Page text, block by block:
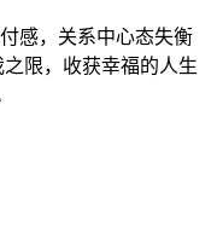
感，关系中心态失衡
限，收获幸福的人生